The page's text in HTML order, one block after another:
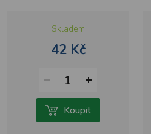
Skladem
42 Kč
1
Koupit